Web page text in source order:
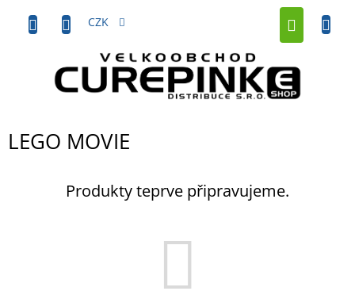
obsah
CZK
LEGO MOVIE
Produkty teprve připravujeme.